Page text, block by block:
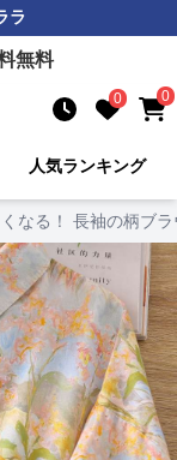
ラ
無料
0 0
人気ランキング
なる！ 長袖の柄ブ